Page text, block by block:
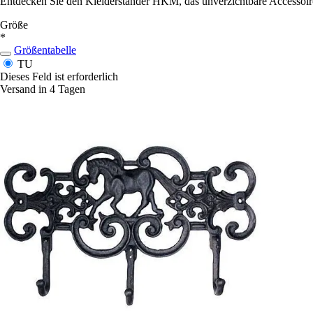
Größe
*
Größentabelle
TU
Dieses Feld ist erforderlich
Versand in 4 Tagen